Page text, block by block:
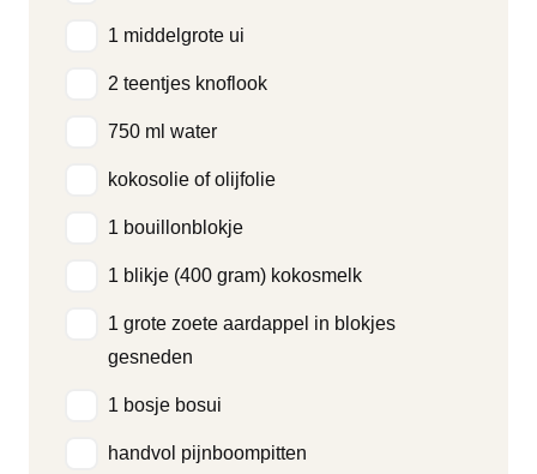
1 middelgrote ui
2 teentjes knoflook
750 ml water
kokosolie of olijfolie
1 bouillonblokje
1 blikje (400 gram) kokosmelk
1 grote zoete aardappel in blokjes
gesneden
1 bosje bosui
handvol pijnboompitten